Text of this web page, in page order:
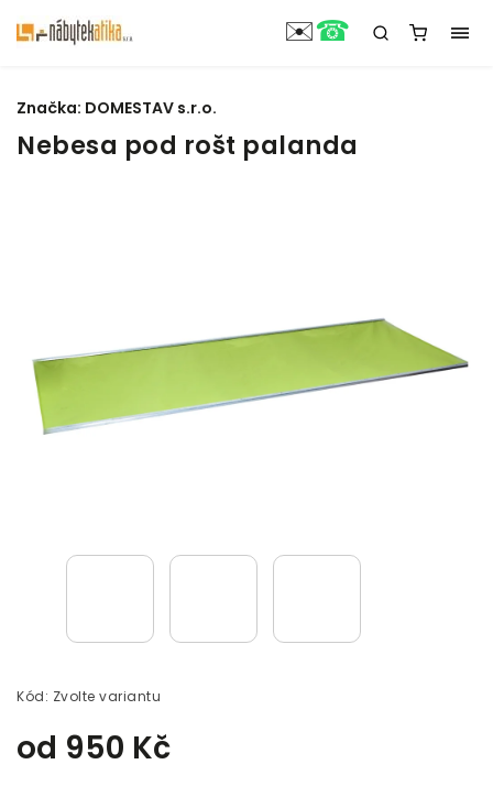
Nebesa pod rošt palanda
Kód: Zvolte variantu
od 950 Kč
Značka: DOMESTAV s.r.o.
✉️☎